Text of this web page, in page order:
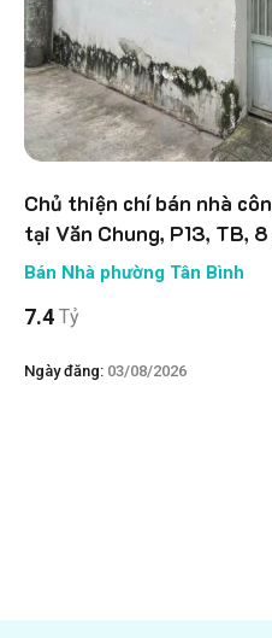
Chủ thiện chí bán nhà
tại Văn Chung, P13, TB,
Bán Nhà phường Tân Bình
7.4 Tỷ
Ngày đăng: 03/08/2026